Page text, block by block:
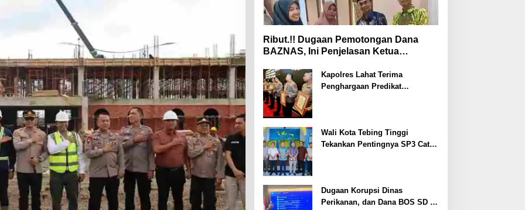
Ribut.!! Dugaan Pemotongan Dana
BAZNAS, Ini Penjelasan Ketua
Kapolres Lahat Terima
Penghargaan Predikat
Wali Kota Tebing Tinggi
Tekankan Pentingnya SP3 Catin
Dugaan Korupsi Dinas
Perikanan, dan Dana BOS SD –